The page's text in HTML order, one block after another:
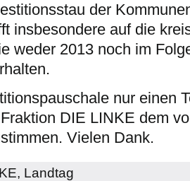
der
insbesondere auf die
weder 2013 noch im
nur einen
DIE LINKE dem
Vielen Dank.
, Landtag